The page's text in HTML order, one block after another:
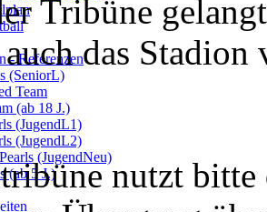
- Referenzen
(SeniorL)
Team
(ab 18 J.)
(JugendL1)
(JugendL2)
(JugendNeu)
(ab 5 J.)
Tribüne
das Stadion
nutzt bitte